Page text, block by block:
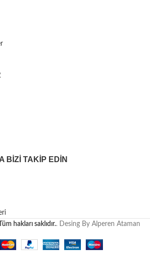
BIZI TAKIP EDIN
hakları saklıdır.. Desing By Alperen Ataman